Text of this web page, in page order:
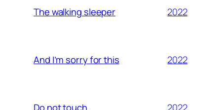
The walking sleeper 2022
And I’m sorry for this 2022